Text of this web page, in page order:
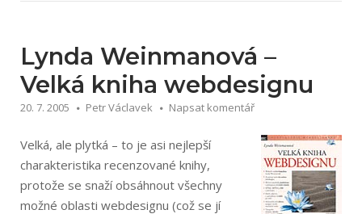
webdesign“
Lynda Weinmanová –
Velká kniha webdesignu
20. 7. 2005 Petr Václavek Napsat komentář
Velká, ale plytká – to je asi nejlepší
charakteristika recenzované knihy,
protože se snaží obsáhnout všechny
možné oblasti webdesignu (což se jí